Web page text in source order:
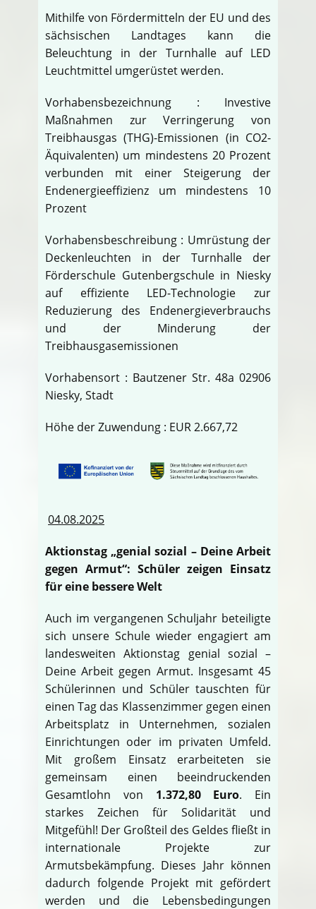
Mithilfe von Fördermitteln der EU und des
sächsischen Landtages kann die
Beleuchtung in der Turnhalle auf LED
Leuchtmittel umgerüstet werden.
Vorhabensbezeichnung : Investive
Maßnahmen zur Verringerung von
Treibhausgas (THG)-Emissionen (in CO2-
Äquivalenten) um mindestens 20 Prozent
verbunden mit einer Steigerung der
Endenergieeffizienz um mindestens 10
Prozent
Vorhabensbeschreibung : Umrüstung der
Deckenleuchten in der Turnhalle der
Förderschule Gutenbergschule in Niesky
auf effiziente LED-Technologie zur
Reduzierung des Endenergieverbrauchs
und der Minderung der
Treibhausgasemissionen
Vorhabensort : Bautzener Str. 48a 02906
Niesky, Stadt
Höhe der Zuwendung : EUR 2.667,72
04.08.2025
Aktionstag „genial sozial – Deine Arbeit
gegen Armut“: Schüler zeigen Einsatz
für eine bessere Welt
Auch im vergangenen Schuljahr beteiligte
sich unsere Schule wieder engagiert am
landesweiten Aktionstag genial sozial –
Deine Arbeit gegen Armut. Insgesamt 45
Schülerinnen und Schüler tauschten für
einen Tag das Klassenzimmer gegen einen
Arbeitsplatz in Unternehmen, sozialen
Einrichtungen oder im privaten Umfeld.
Mit großem Einsatz erarbeiteten sie
gemeinsam einen beeindruckenden
Gesamtlohn von 1.372,80 Euro. Ein
starkes Zeichen für Solidarität und
Mitgefühl! Der Großteil des Geldes fließt in
internationale Projekte zur
Armutsbekämpfung. Dieses Jahr können
dadurch folgende Projekt mit gefördert
werden und die Lebensbedingungen